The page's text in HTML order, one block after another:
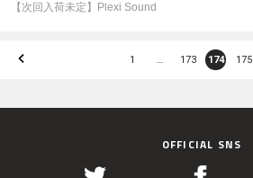
【次回入荷未定】Plexi Sound
1 … 173 174 175
OFFICIAL SNS